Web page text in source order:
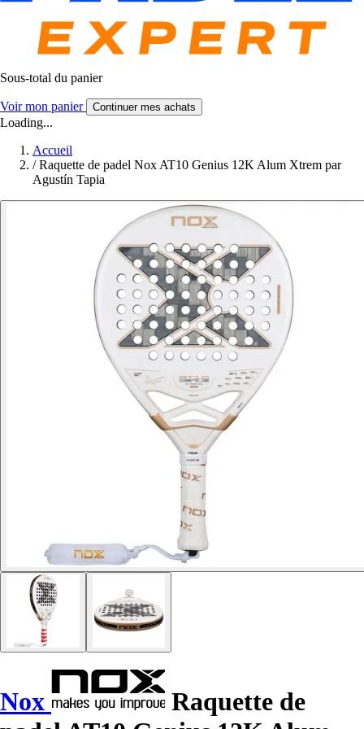
Sous-total du panier
Voir mon panier Continuer mes achats
Loading...
Accueil
/ Raquette de padel Nox AT10 Genius 12K Alum Xtrem par
Agustín Tapia
Nox
Raquette de